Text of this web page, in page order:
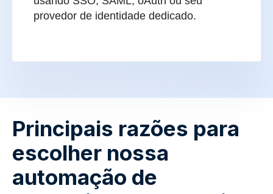
provedor de identidade dedicado.
Principais razões para
escolher nossa
automação de